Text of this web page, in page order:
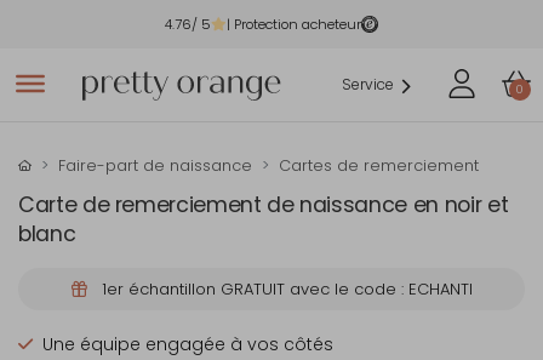
4.76/ 5 | Protection acheteur
Service 0
Faire-part de naissance Cartes de remerciement
Carte de remerciement de naissance en noir et
blanc
1er échantillon GRATUIT avec le code : ECHANTI
Une équipe engagée à vos côtés